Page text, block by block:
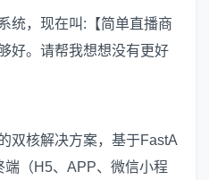
统，现在叫:【简单直播商
好。请帮我想想没有更好
双核解决方案，基于FastA
（H5、APP、微信小程